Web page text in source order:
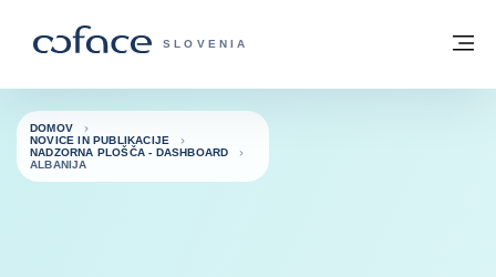
COFACE - ZAČETNA STRAN
SLOVENIA
Domov
DOMOV
NOVICE IN PUBLIKACIJE
NADZORNA PLOŠČA - DASHBOARD
ALBANIJA